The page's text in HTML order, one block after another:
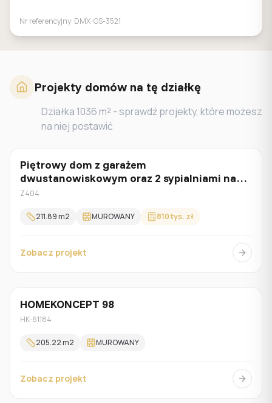
Nr referencyjny: DMX-GS-3521
Projekty domów na tę działkę
Działka 1036 m² - sprawdź projekty, które możesz
na niej postawić
Z poddaszem
Piętrowy dom z garażem
dwustanowiskowym oraz 2 sypialniami na
parterze.
Z404
211.89m2 MUROWANY 810 tys. zł
Zobacz projekt
Z poddaszem
HOMEKONCEPT 98
HK-61184
205.22m2 MUROWANY
Zobacz projekt